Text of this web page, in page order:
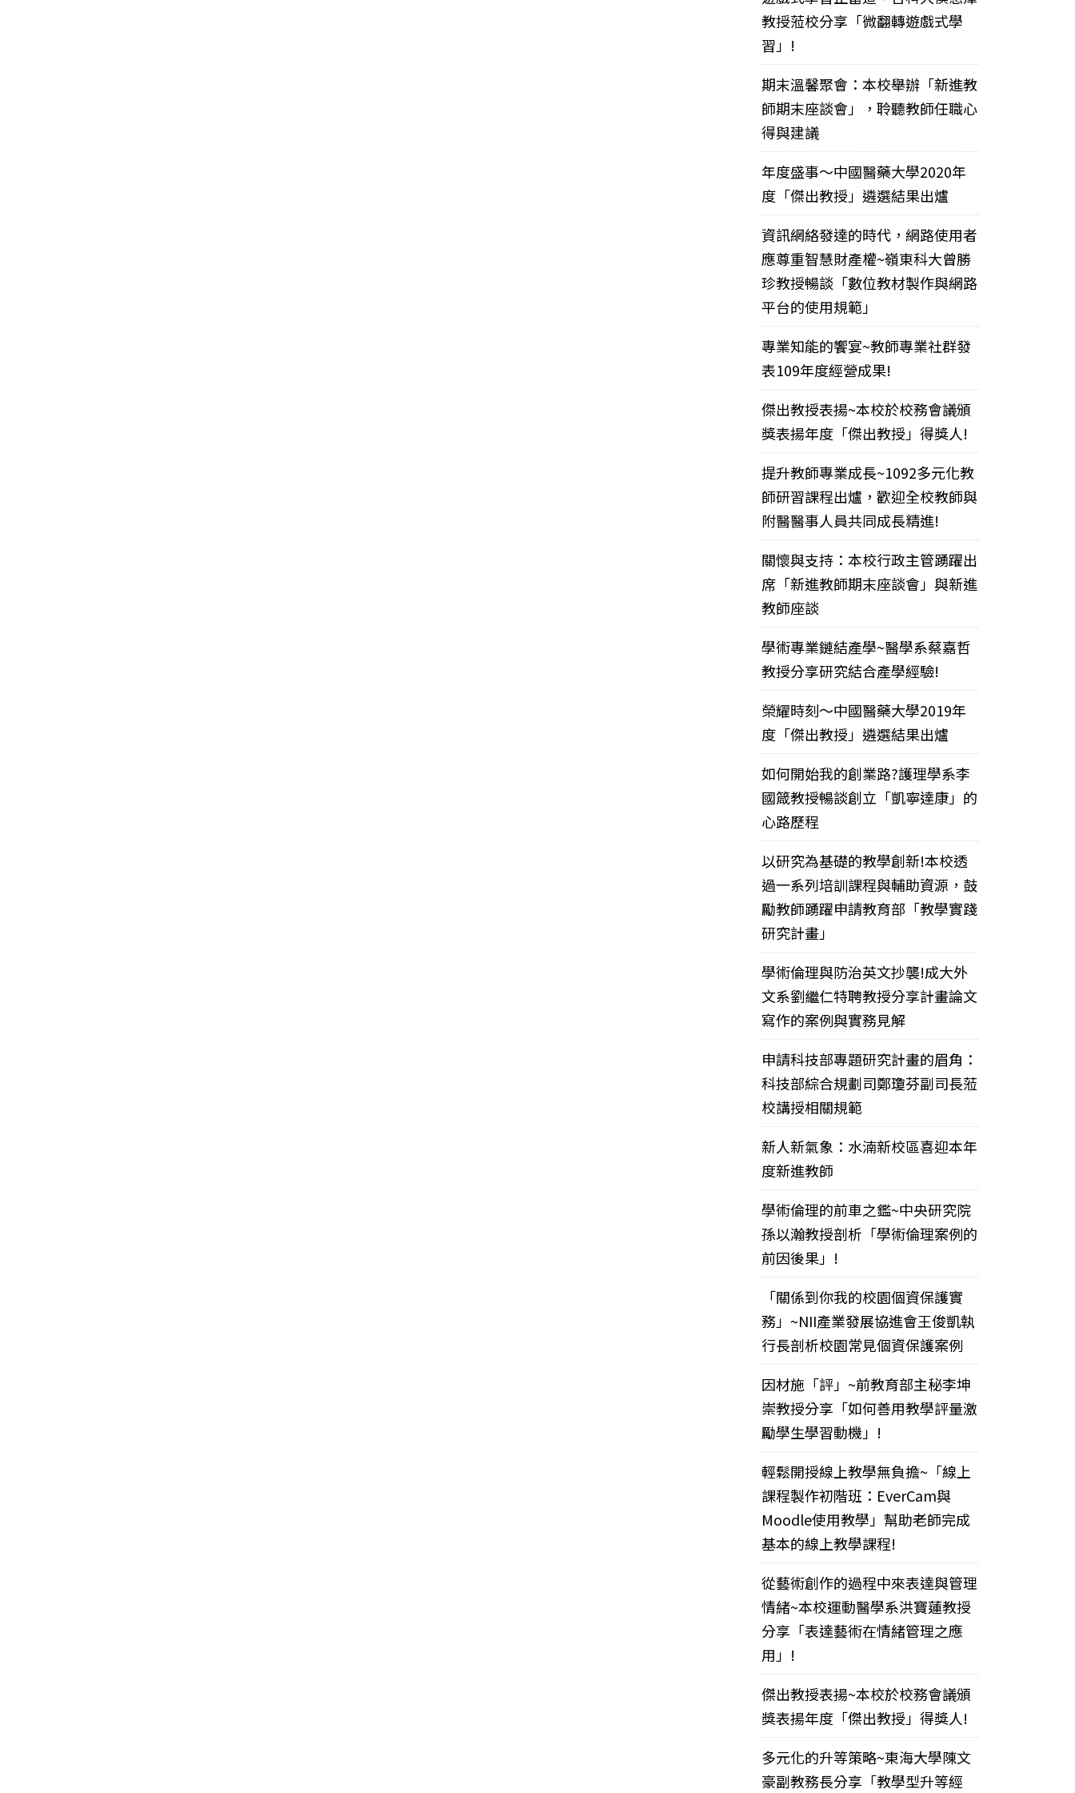
教授蒞校分享「微翻轉遊戲式學
習」!
期末溫馨聚會：本校舉辦「新進教
師期末座談會」，聆聽教師任職心
得與建議
年度盛事～中國醫藥大學2020年
度「傑出教授」遴選結果出爐
資訊網絡發達的時代，網路使用者
應尊重智慧財產權~嶺東科大曾勝
珍教授暢談「數位教材製作與網路
平台的使用規範」
專業知能的饗宴~教師專業社群發
表109年度經營成果!
傑出教授表揚~本校於校務會議頒
獎表揚年度「傑出教授」得獎人!
提升教師專業成長~1092多元化教
師研習課程出爐，歡迎全校教師與
附醫醫事人員共同成長精進!
關懷與支持：本校行政主管踴躍出
席「新進教師期末座談會」與新進
教師座談
學術專業鏈結產學~醫學系蔡嘉哲
教授分享研究結合產學經驗!
榮耀時刻～中國醫藥大學2019年
度「傑出教授」遴選結果出爐
如何開始我的創業路?護理學系李
國箴教授暢談創立「凱寧達康」的
心路歷程
以研究為基礎的教學創新!本校透
過一系列培訓課程與輔助資源，鼓
勵教師踴躍申請教育部「教學實踐
研究計畫」
學術倫理與防治英文抄襲!成大外
文系劉繼仁特聘教授分享計畫論文
寫作的案例與實務見解
申請科技部專題研究計畫的眉角：
科技部綜合規劃司鄭瓊芬副司長蒞
校講授相關規範
新人新氣象：水湳新校區喜迎本年
度新進教師
學術倫理的前車之鑑~中央研究院
孫以瀚教授剖析「學術倫理案例的
前因後果」!
「關係到你我的校園個資保護實
務」~NII產業發展協進會王俊凱執
行長剖析校園常見個資保護案例
因材施「評」~前教育部主秘李坤
崇教授分享「如何善用教學評量激
勵學生學習動機」!
輕鬆開授線上教學無負擔~「線上
課程製作初階班：EverCam與
Moodle使用教學」幫助老師完成
基本的線上教學課程!
從藝術創作的過程中來表達與管理
情緒~本校運動醫學系洪寶蓮教授
分享「表達藝術在情緒管理之應
用」!
傑出教授表揚~本校於校務會議頒
獎表揚年度「傑出教授」得獎人!
多元化的升等策略~東海大學陳文
豪副教務長分享「教學型升等經